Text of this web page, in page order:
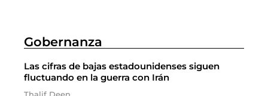
Gobernanza
Las cifras de bajas estadounidenses siguen
fluctuando en la guerra con Irán